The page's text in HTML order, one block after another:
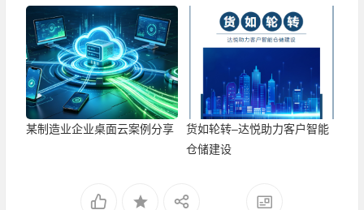
效办公新底座
某制造业企业桌面云案例分享
货如轮转–达悦助力客户智能
仓储建设